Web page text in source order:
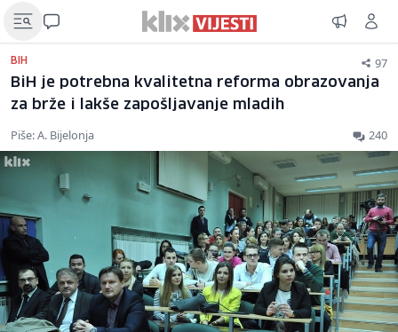
BIH 97
BiH je potrebna kvalitetna reforma obrazovanja
za brže i lakše zapošljavanje mladih
Piše: A. Bijelonja 240